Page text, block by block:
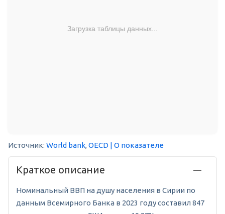
Загрузка таблицы данных...
Источник: World bank,OECD | О показателе
Краткое описание
Номинальный ВВП на душу населения в Сирии по
данным Всемирного Банка в 2023 году составил 847